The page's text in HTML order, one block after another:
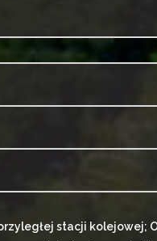
stacji kolejowej;